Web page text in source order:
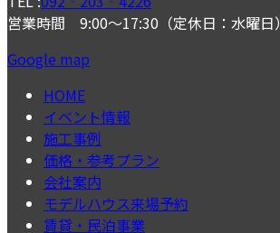
営業時間 9:00～17:30（定休日：水曜日）
Google map
HOME
イベント情報
施工事例
価格・参考プラン
会社案内
モデルハウス来場予約
賃貸・民泊事業